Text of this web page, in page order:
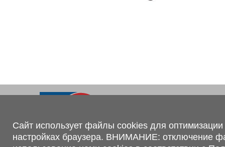
Контакты
shop@1tc.by
Сайт использует файлы cookies для
настройках браузера. ВНИМАНИЕ: отключение